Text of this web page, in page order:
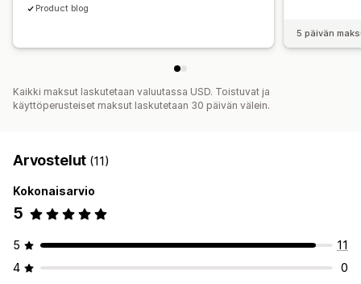
Product blog
5 päivän
Kaikki maksut laskutetaan valuutassa USD. Toistuvat ja
käyttöperusteiset maksut laskutetaan 30 päivän välein.
Arvostelut (11)
Kokonaisarvio
5
5
11
4
0